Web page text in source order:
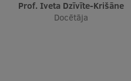
Starptautiskā
Prof. Iveta Dzīvīte-Krišāne
Docētāja